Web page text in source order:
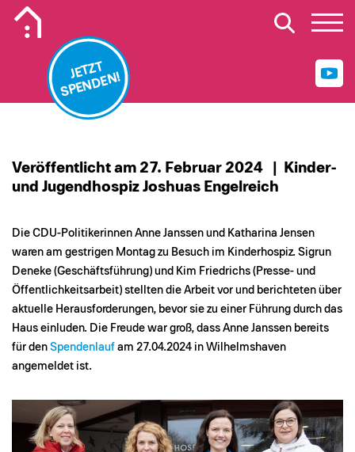
JETZT
SPENDEN!
Veröffentlicht am 27. Februar 2024
| Kinder-
und Jugendhospiz Joshuas Engelreich
Die CDU-Politikerinnen Anne Janssen und Katharina Jensen
waren am gestrigen Montag zu Besuch im Kinderhospiz. Sigrun
Deneke (Geschäftsführung) und Kim Friedrichs (Presse- und
Öffentlichkeitsarbeit) stellten die Arbeit vor und berichteten über
aktuelle Herausforderungen, bevor sie zu einer Führung durch das
Haus einluden. Die Freude war groß, dass Anne Janssen bereits
für den Spendenlauf am 27.04.2024 in Wilhelmshaven
angemeldet ist.
Mobiles Logo Mission Lebenshaus